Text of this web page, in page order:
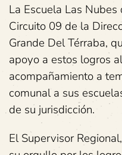
La Escuela Las
Circuito 09 de la
Grande Del Térraba,
apoyo a estos logros
acompañamiento a
comunal a sus
de su jurisdicción.
El Supervisor